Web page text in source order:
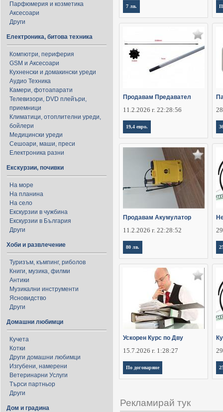
Парфюмерия и козметика
Аксесоари
Други
Електроника, битова техника
Компютри, периферия
GSM и Аксесоари
Кухненски и домакински уреди
Аудио Техника
Камери, фотоапарати
Телевизори, DVD плейъри,
приемници
Климатици, отоплителни уреди,
бойлери
Медицински уреди
Сешоари, маши, преси
Електроника разни
Екскурзии, почивки
На море
На планина
На село
Екскурзии в чужбина
Екскурзии в България
Други
Хоби и развлечение
Туризъм, къмпинг, риболов
Книги, музика, филми
Антики
Музикални инструменти
Ясновидство
Други
Домашни любимци
Кучета
Котки
Други домашни любимци
Изгубени, намерени
Ветеринарни Услуги
Търси партньор
Други
Дом и градина
7 лв.
Продавам Предавател
11.2.2026 г. 22:28:56
19,4 евро.
Продавам Акумулатор
11.2.2026 г. 22:28:52
80 лв.
Ускорен Курс по Дву
15.7.2026 г. 1:28:27
По договаряне
Рекламирай тук